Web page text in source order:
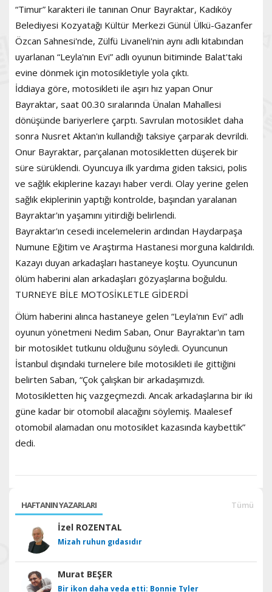
“Timur” karakteri ile tanınan Onur Bayraktar, Kadıköy
Belediyesi Kozyatağı Kültür Merkezi Günül Ülkü-Gazanfer
Özcan Sahnesi'nde, Zülfü Livaneli'nin aynı adlı kitabından
uyarlanan “Leyla'nın Evi” adlı oyunun bitiminde Balat'taki
evine dönmek için motosikletiyle yola çıktı.
İddiaya göre, motosikleti ile aşırı hız yapan Onur
Bayraktar, saat 00.30 sıralarında Ünalan Mahallesi
dönüşünde bariyerlere çarptı. Savrulan motosiklet daha
sonra Nusret Aktan'ın kullandığı taksiye çarparak devrildi.
Onur Bayraktar, parçalanan motosikletten düşerek bir
süre sürüklendi. Oyuncuya ilk yardıma giden taksici, polis
ve sağlık ekiplerine kazayı haber verdi. Olay yerine gelen
sağlık ekiplerinin yaptığı kontrolde, başından yaralanan
Bayraktar'ın yaşamını yitirdiği belirlendi.
Bayraktar'ın cesedi incelemelerin ardından Haydarpaşa
Numune Eğitim ve Araştırma Hastanesi morguna kaldırıldı.
Kazayı duyan arkadaşları hastaneye koştu. Oyuncunun
ölüm haberini alan arkadaşları gözyaşlarına boğuldu.
TURNEYE BİLE MOTOSİKLETLE GİDERDİ
Ölüm haberini alınca hastaneye gelen “Leyla'nın Evi” adlı
oyunun yönetmeni Nedim Saban, Onur Bayraktar'ın tam
bir motosiklet tutkunu olduğunu söyledi. Oyuncunun
İstanbul dışındaki turnelere bile motosikleti ile gittiğini
belirten Saban, “Çok çalışkan bir arkadaşımızdı.
Motosikletten hiç vazgeçmezdi. Ancak arkadaşlarına bir iki
güne kadar bir otomobil alacağını söylemiş. Maalesef
otomobil alamadan onu motosiklet kazasında kaybettik”
dedi.
HAFTANIN YAZARLARI Tümü
İzel ROZENTAL
Mizah ruhun gıdasıdır
Murat BEŞER
Bir ikon daha veda etti: Bonnie Tyler